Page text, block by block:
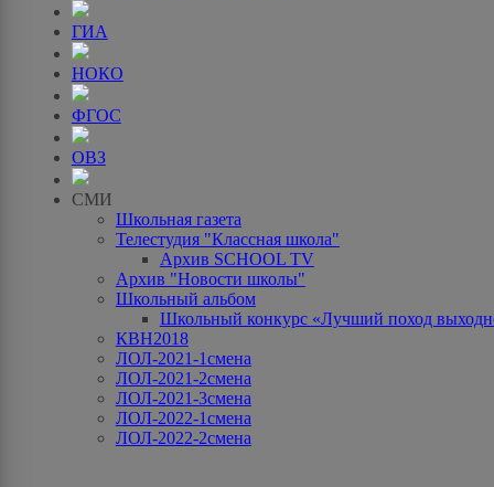
ГИА
НОКО
ФГОС
ОВЗ
СМИ
Школьная газета
Телестудия "Классная школа"
Архив SCHOOL TV
Архив "Новости школы"
Школьный альбом
Школьный конкурс «Лучший поход
КВН2018
ЛОЛ-2021-1смена
ЛОЛ-2021-2смена
ЛОЛ-2021-3смена
ЛОЛ-2022-1смена
ЛОЛ-2022-2смена